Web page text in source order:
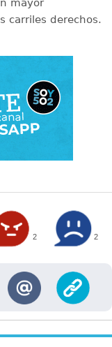
mayor
carriles derechos.
2 2